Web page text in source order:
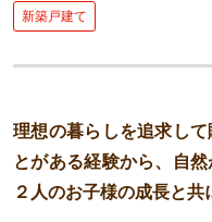
新築戸建て
理想の暮らしを追求し
とがある経験から、自
２人のお子様の成長と